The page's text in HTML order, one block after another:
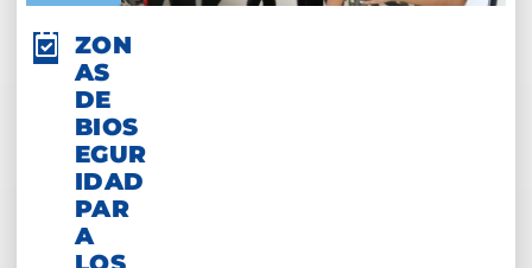
ZON
AS
DE
BIOS
EGUR
IDAD
PAR
A